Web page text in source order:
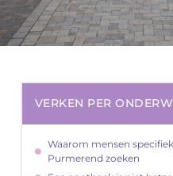
VERKEN PER
Waarom mensen
Purmerend zoeken